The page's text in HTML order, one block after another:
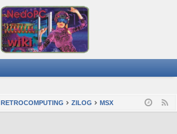
RETROCOMPUTING ZILOG MSX